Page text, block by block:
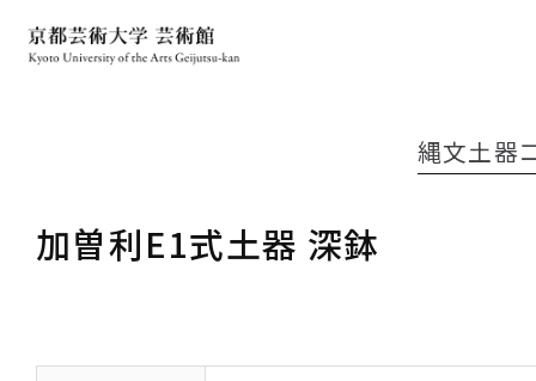
加曽利E1式土器 深鉢
縄文土器